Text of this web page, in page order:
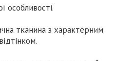
особливості.
тканина з характерним